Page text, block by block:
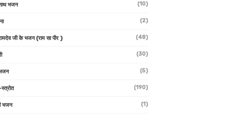
भजन (10)
(2)
रामदेव जी के भजन (राम सा पीर ) (48)
(30)
(5)
(190)
भजन (1)